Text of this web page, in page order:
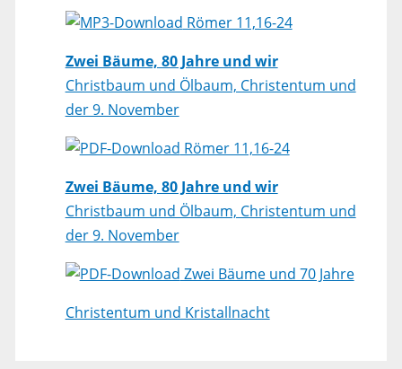
Römer 11,16-24
Zwei Bäume, 80 Jahre und wir
Christbaum und Ölbaum, Christentum und
der 9. November
Römer 11,16-24
Zwei Bäume, 80 Jahre und wir
Christbaum und Ölbaum, Christentum und
der 9. November
Zwei Bäume und 70 Jahre
Christentum und Kristallnacht